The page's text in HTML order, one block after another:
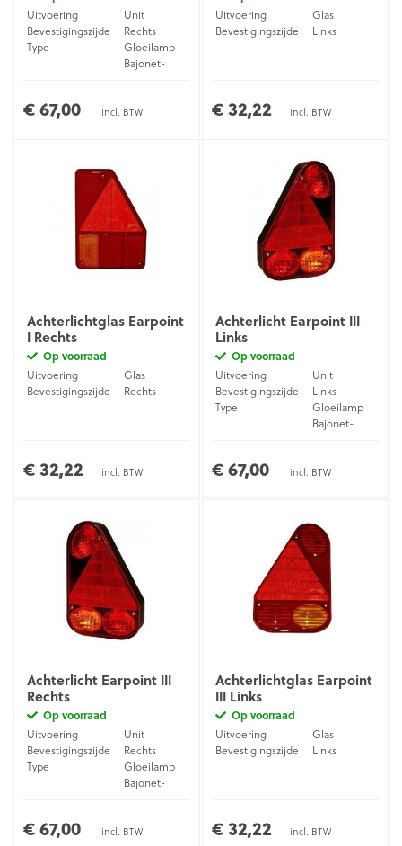
Uitvoering
Unit
Bevestigingszijde
Rechts
Type
Gloeilamp
Bajonet-
€ 67,00 incl. BTW
Uitvoering
Glas
Bevestigingszijde
Links
€ 32,22 incl. BTW
Achterlichtglas Earpoint
I Rechts
Op voorraad
Uitvoering
Glas
Bevestigingszijde
Rechts
€ 32,22 incl. BTW
Achterlicht Earpoint III
Links
Op voorraad
Uitvoering
Unit
Bevestigingszijde
Links
Type
Gloeilamp
Bajonet-
stekker (5-
€ 67,00 incl. BTW
Achterlicht Earpoint III
Rechts
Op voorraad
Uitvoering
Unit
Bevestigingszijde
Rechts
Type
Gloeilamp
Bajonet-
stekker (5-
€ 67,00 incl. BTW
Achterlichtglas Earpoint
III Links
Op voorraad
Uitvoering
Glas
Bevestigingszijde
Links
€ 32,22 incl. BTW